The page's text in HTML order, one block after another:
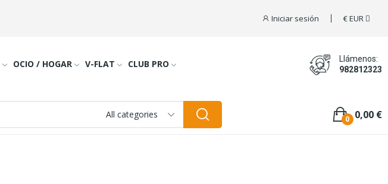
Iniciar sesión €EUR
OCIO / HOGAR V-FLAT CLUB PRO
Llámenos:
982812323
All categories 0,00 €
0